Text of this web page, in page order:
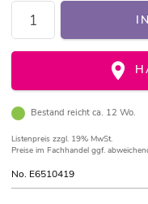
Bestand reicht ca. 12 Wo.
Listenpreis zzgl. 19% MwSt.
Preise im Fachhandel ggf.
No. E6510419